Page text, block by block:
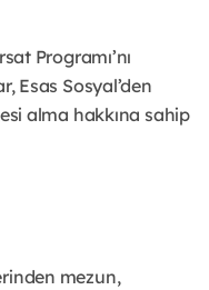
Programı’nı
Esas Sosyal’den
alma hakkına sahip
mezun,